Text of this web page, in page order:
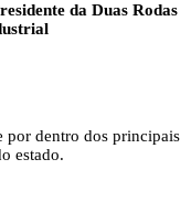
da Duas Rodas
por dentro dos principais
estado.